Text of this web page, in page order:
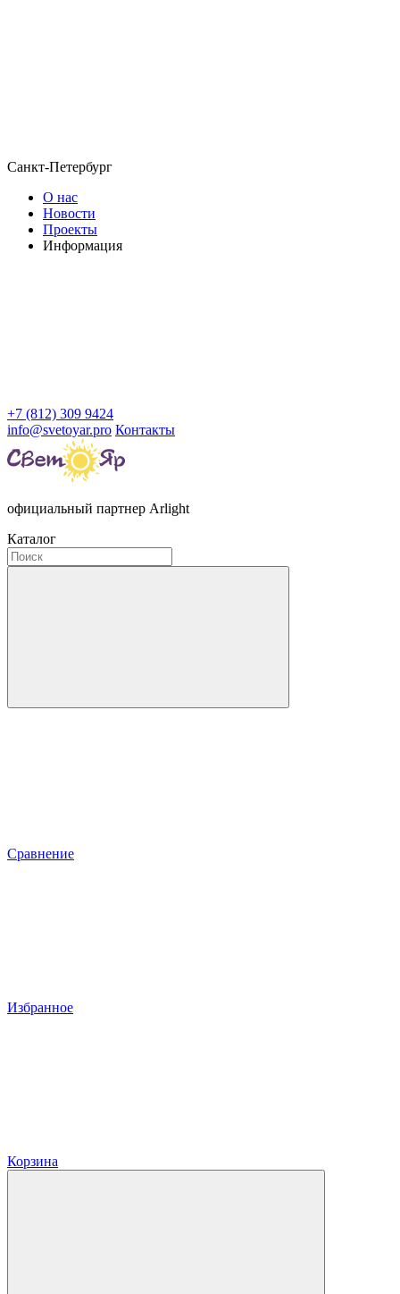
Санкт-Петербург
О нас
Новости
Проекты
Информация
+7 (812) 309 9424
info@svetoyar.pro Контакты
официальный партнер Arlight
Каталог
Сравнение
Избранное
Корзина